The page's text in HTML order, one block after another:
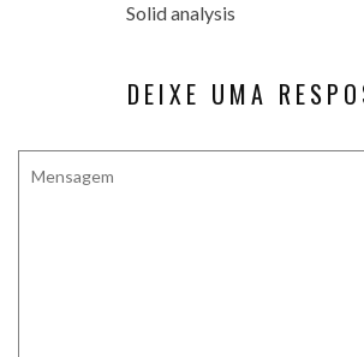
Solid analysis
DEIXE UMA